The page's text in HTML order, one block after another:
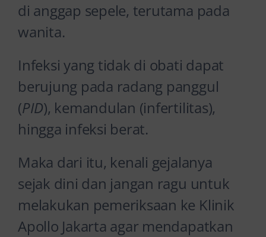
di anggap sepele, terutama pada
wanita.
Infeksi yang tidak di obati dapat
berujung pada radang panggul
(PID), kemandulan (infertilitas),
hingga infeksi berat.
Maka dari itu, kenali gejalanya
sejak dini dan jangan ragu untuk
melakukan pemeriksaan ke Klinik
Apollo Jakarta agar mendapatkan